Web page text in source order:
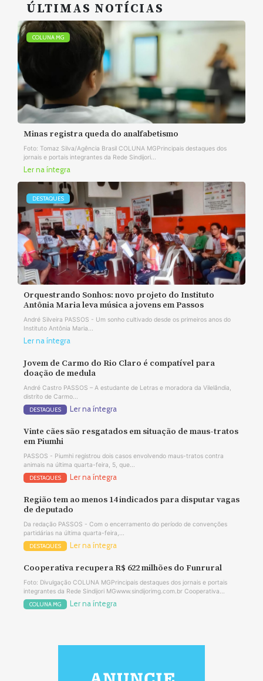
ÚLTIMAS NOTÍCIAS
COLUNA MG
Minas registra queda do analfabetismo
Foto: Tomaz Silva/Agência Brasil COLUNA MGPrincipais destaques dos
jornais e portais integrantes da Rede Sindijori...
Ler na íntegra
DESTAQUES
Orquestrando Sonhos: novo projeto do Instituto
Antônia Maria leva música a jovens em Passos
André Silveira PASSOS - Um sonho cultivado desde os primeiros anos do
Instituto Antônia Maria...
Ler na íntegra
Jovem de Carmo do Rio Claro é compatível para
doação de medula
André Castro PASSOS – A estudante de Letras e moradora da Vilelândia,
distrito de Carmo...
DESTAQUES Ler na íntegra
Vinte cães são resgatados em situação de maus-tratos
em Piumhi
PASSOS - Piumhi registrou dois casos envolvendo maus-tratos contra
animais na última quarta-feira, 5, que...
DESTAQUES Ler na íntegra
Região tem ao menos 14 indicados para disputar vagas
de deputado
Da redação PASSOS - Com o encerramento do período de convenções
partidárias na última quarta-feira,...
DESTAQUES Ler na íntegra
Cooperativa recupera R$ 622 milhões do Funrural
Foto: Divulgação COLUNA MGPrincipais destaques dos jornais e portais
integrantes da Rede Sindijori MGwww.sindijorimg.com.br Cooperativa...
COLUNA MG Ler na íntegra